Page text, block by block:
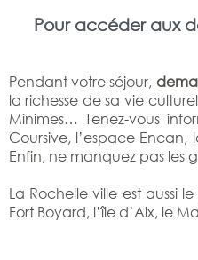
Pour accéder aux
Pendant votre séjour,
la richesse de sa vie
Minimes… Tenez-vous
Coursive, l’espace
Enfin, ne manquez pas les
La Rochelle ville est aussi
Fort Boyard, l’île d’Aix, le